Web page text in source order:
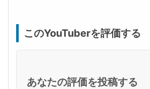
このYouTuberを評価する
あなたの評価を投稿する